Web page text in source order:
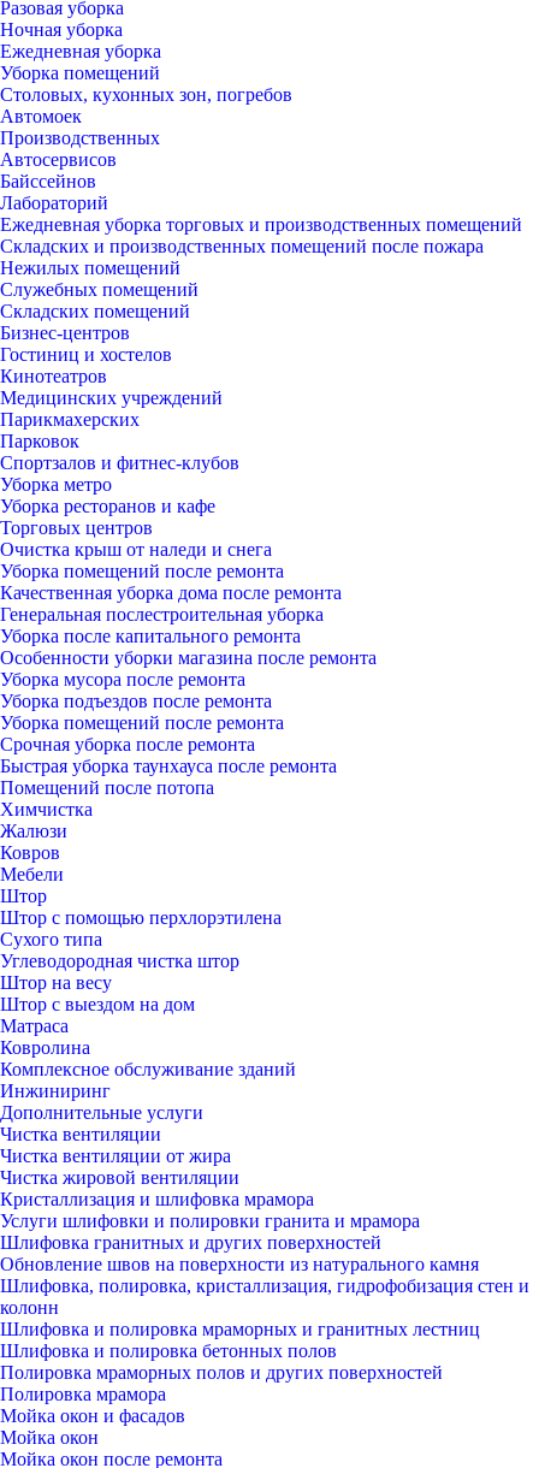
Разовая уборка
Ночная уборка
Ежедневная уборка
Уборка помещений
Столовых, кухонных зон, погребов
Автомоек
Производственных
Автосервисов
Байссейнов
Лабораторий
Ежедневная уборка торговых и производственных помещений
Складских и производственных помещений после пожара
Нежилых помещений
Служебных помещений
Складских помещений
Бизнес-центров
Гостиниц и хостелов
Кинотеатров
Медицинских учреждений
Парикмахерских
Парковок
Спортзалов и фитнес-клубов
Уборка метро
Уборка ресторанов и кафе
Торговых центров
Очистка крыш от наледи и снега
Уборка помещений после ремонта
Качественная уборка дома после ремонта
Генеральная послестроительная уборка
Уборка после капитального ремонта
Особенности уборки магазина после ремонта
Уборка мусора после ремонта
Уборка подъездов после ремонта
Уборка помещений после ремонта
Срочная уборка после ремонта
Быстрая уборка таунхауса после ремонта
Помещений после потопа
Химчистка
Жалюзи
Ковров
Мебели
Штор
Штор с помощью перхлорэтилена
Сухого типа
Углеводородная чистка штор
Штор на весу
Штор с выездом на дом
Матраса
Ковролина
Комплексное обслуживание зданий
Инжиниринг
Дополнительные услуги
Чистка вентиляции
Чистка вентиляции от жира
Чистка жировой вентиляции
Кристаллизация и шлифовка мрамора
Услуги шлифовки и полировки гранита и мрамора
Шлифовка гранитных и других поверхностей
Обновление швов на поверхности из натурального камня
Шлифовка, полировка, кристаллизация, гидрофобизация стен и
колонн
Шлифовка и полировка мраморных и гранитных лестниц
Шлифовка и полировка бетонных полов
Полировка мраморных полов и других поверхностей
Полировка мрамора
Мойка окон и фасадов
Мойка окон
Мойка окон после ремонта